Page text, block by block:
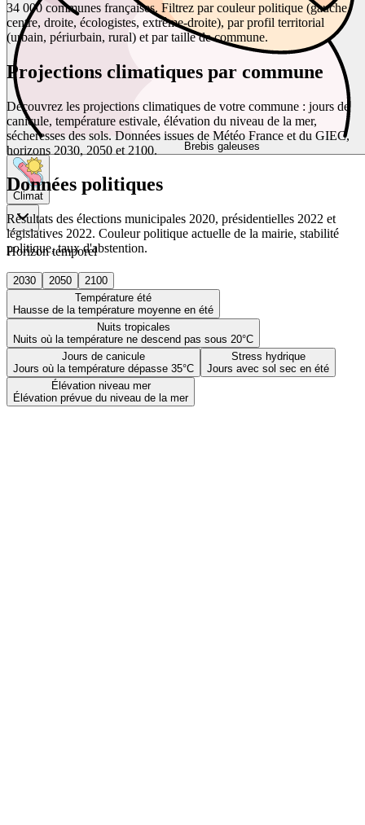
Brebis galeuses
Climat
Horizon temporel
2030 2050
2100
Température été
Hausse de la température moyenne en été
Nuits tropicales
Nuits où la température ne descend pas sous 20°C
Jours de canicule
Jours où la température dépasse 35°C
Stress hydrique
Jours avec sol sec en été
Élévation niveau mer
Élévation prévue du niveau de la mer
34 000 communes françaises. Filtrez par couleur politique (gauche,
centre, droite, écologistes, extrême-droite), par profil territorial
(urbain, périurbain, rural) et par taille de commune.
Projections climatiques par commune
Découvrez les projections climatiques de votre commune : jours de
canicule, température estivale, élévation du niveau de la mer,
sécheresses des sols. Données issues de Météo France et du GIEC,
horizons 2030, 2050 et 2100.
Données politiques
Résultats des élections municipales 2020, présidentielles 2022 et
législatives 2022. Couleur politique actuelle de la mairie, stabilité
politique, taux d'abstention.